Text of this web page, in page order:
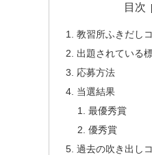
目次
教習所ふきだし
出題されている
応募方法
当選結果
最優秀賞
優秀賞
過去の吹き出し